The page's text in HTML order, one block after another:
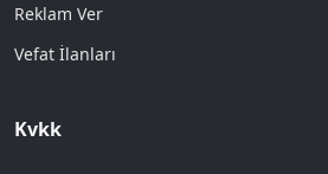
Reklam Ver
Vefat İlanları
Kvkk